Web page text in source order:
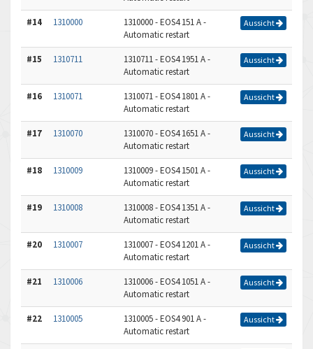
#14 1310000
1310000 - EOS4 151 A -
Automatic restart
Aussicht
#15 1310711
1310711 - EOS4 1951 A -
Automatic restart
Aussicht
#16 1310071
1310071 - EOS4 1801 A -
Automatic restart
Aussicht
#17 1310070
1310070 - EOS4 1651 A -
Automatic restart
Aussicht
#18 1310009
1310009 - EOS4 1501 A -
Automatic restart
Aussicht
#19 1310008
1310008 - EOS4 1351 A -
Automatic restart
Aussicht
#20 1310007
1310007 - EOS4 1201 A -
Automatic restart
Aussicht
#21 1310006
1310006 - EOS4 1051 A -
Automatic restart
Aussicht
#22 1310005
1310005 - EOS4 901 A -
Automatic restart
Aussicht